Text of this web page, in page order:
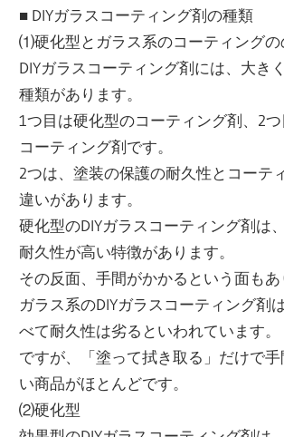
■ DIYガラスコーティング剤の種類
⑴硬化型とガラス系のコーティングの
DIYガラスコーティング剤には、大き
種類があります。
1つ目は硬化型のコーティング剤、2
コーティング剤です。
2つは、塗装の保護の耐久性とコーテ
違いがあります。
硬化型のDIYガラスコーティング剤は
耐久性が高い特徴があります。
その反面、手間がかかるという面もあ
ガラス系のDIYガラスコーティング剤
べて耐久性は劣るといわれています。
ですが、「塗って拭き取る」だけで
い商品がほとんどです。
⑵硬化型